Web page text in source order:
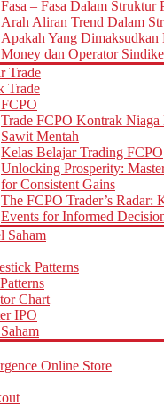
Fasa – Fasa Dalam Struktur
Arah Aliran Trend Dalam
Apakah Yang Dimaksudkan
Money dan Operator
Trade
Trade
Trade FCPO Kontrak
Sawit Mentah
Kelas Belajar Trading FCPO
Unlocking Prosperity:
for Consistent Gains
The FCPO Trader’s Radar:
Events for Informed
Saham
Patterns
Chart
IPO
Online Store